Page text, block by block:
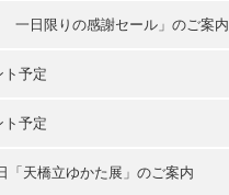
一日限りの感謝セール」のご案内
ト予定
ト予定
「天橋立ゆかた展」のご案内